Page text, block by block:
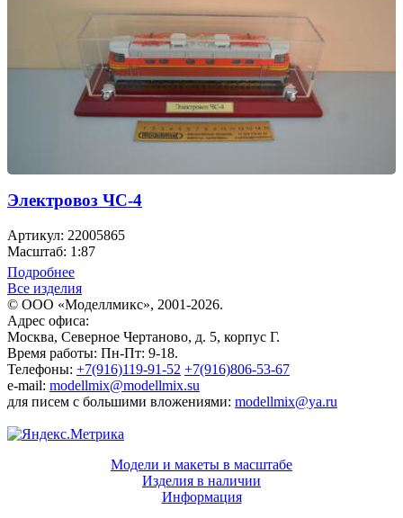
Электровоз ЧС-4
Артикул: 22005865
Масштаб: 1:87
Подробнее
Все изделия
© ООО «Моделлмикс», 2001-2026.
Адрес офиса:
Москва, Северное Чертаново, д. 5, корпус Г.
Время работы: Пн-Пт: 9-18.
Телефоны: +7(916)119-91-52 +7(916)806-53-67
e-mail: modellmix@modellmix.su
для писем с большими вложениями: modellmix@ya.ru
Модели и макеты в масштабе
Изделия в наличии
Информация